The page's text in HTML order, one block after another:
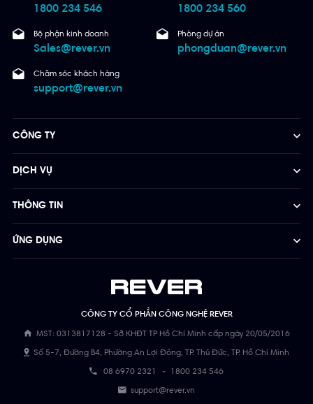
1800 234 546 1800 234 560
Bộ phận kinh doanh
Sales@rever.vn
Phòng dự án
phongduan@rever.vn
Chăm sóc khách hàng
support@rever.vn
CÔNG TY CỔ PHẦN CÔNG NGHỆ REVER
MST: 0313817128 - Sở KHĐT TP Hồ Chí Minh cấp ngày 20/05/2016
Số 5-7, Đường B4, Phường An Lợi Đông, TP. Thủ Đức, TP. Hồ Chí Minh
08 6970 2321 - 1800 234 546
support@rever.vn
CÔNG TY
DỊCH VỤ
THÔNG TIN
ỨNG DỤNG